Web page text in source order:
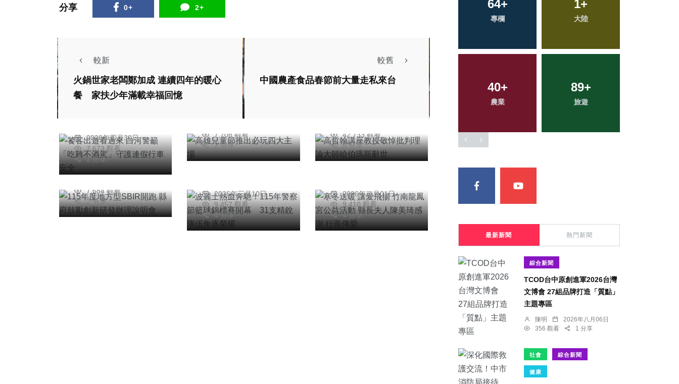
分享 0+ 2+
較新
火鍋世家老闆鄭加成 連續四年的暖心
餐 家扶少年滿載幸福回憶
較舊
中國農產食品春節前大量走私來台
旅遊
饕客出遊看過來 白
河警籲「吃雞不酒
2026年四月30日
7,673 觀看
2 分享
高雄兒童節推出必玩
7,708 觀看
2 分享
批判理論大師哈伯瑪
42,733 觀看
5 分享
開跑 縣府鼓勵創新
研發辦理說明會
陳朝枝
7,684 觀看
2 分享
波麗士熱血奔馳！
115年警察節籃球錦
2026年三月10日
9,457 觀看
4 分享
寒冬送暖 讓愛飛揚
竹南龍鳳宮公益活動
2026年二月01日
9,410 觀看
4 分享
頭條
36+
宗教
+
科技新知
114+
健康
64+
專欄
1+
大陸
40+
農業
89+
旅遊
217+
社會
27+
頭條
383+
綜合新聞
35+
宗教
最新新聞 熱門新聞
綜合新聞
TCOD台中原創進軍2026台灣
文博會 27組品牌打造「質點」
主題專區
陳明
2026年八月06日
356 觀看
1 分享
社會 綜合新聞
健康